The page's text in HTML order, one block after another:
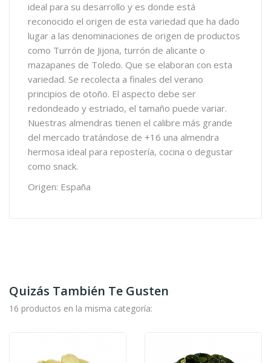
ideal para su desarrollo y es donde está
reconocido el origen de esta variedad que ha dado
lugar a las denominaciones de origen de productos
como Turrón de Jijona, turrón de alicante o
mazapanes de Toledo. Que se elaboran con esta
variedad. Se recolecta a finales del verano
principios de otoño. El aspecto debe ser
redondeado y estriado, el tamaño puede variar.
Nuestras almendras tienen el calibre más grande
del mercado tratándose de +16 una almendra
hermosa ideal para repostería, cocina o degustar
como snack.
Origen: España
Quizás También Te Gusten
16 productos en la misma categoría: